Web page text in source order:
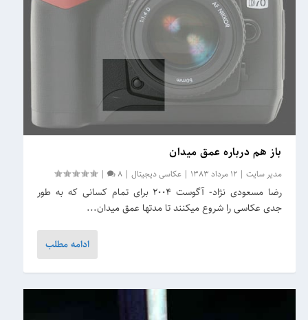
باز هم درباره عمق میدان
مدیر سایت |12 مرداد 1383 |عکاسی دیجیتال |
8
|
رضا مسعودی نژاد- آگوست 2004 برای تمام کسانی که به طور
جدی عکاسی را شروع میکنند تا مدتها عمق میدان...
ادامه مطلب